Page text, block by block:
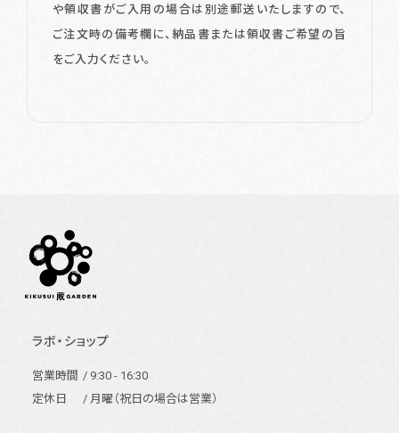
や領収書がご入用の場合は別途郵送いたしますので、
ご注文時の備考欄に、納品書または領収書ご希望の旨
をご入力ください。
ラボ・ショップ
営業時間 / 9:30 - 16:30
定休日
/ 月曜（祝日の場合は営業）